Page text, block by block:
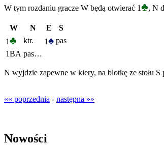
W tym rozdaniu gracze W będą otwierać 1♣, N
W N E
S
1♣ ktr. 1♠ pas
1BA pas…
N wyjdzie zapewne w kiery, na blotkę ze stołu
«« poprzednia - następna »»
Nowości